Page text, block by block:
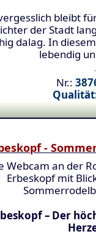
bleibt
der Stadt
dalag. In
lebendig
Nr.:
-
Webcam an der
Erbeskopf mit
– Der